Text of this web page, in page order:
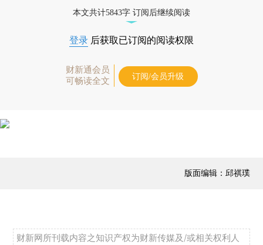
本文共计5843字 订阅后继续阅读
登录 后获取已订阅的阅读权限
财新通会员
可畅读全文
订阅/会员升级
版面编辑：邱祺璞
财新网所刊载内容之知识产权为财新传媒及/或相关权利人